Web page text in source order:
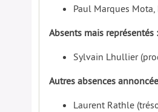
Paul Marques
Absents mais représentés :
Sylvain Lhullier
Autres absences
Laurent Rathle